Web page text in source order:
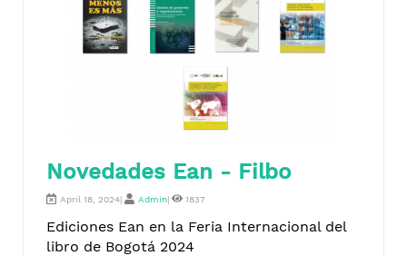
Novedades Ean - Filbo
April 18, 2024| Admin| 1837
Ediciones Ean en la Feria Internacional del
libro de Bogotá 2024